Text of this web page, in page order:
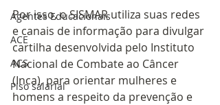
Agentes Educacionais
ACE
ACS
Piso salarial
Por isso, o SISMAR utiliza suas redes
e canais de informação para divulgar
cartilha desenvolvida pelo Instituto
Nacional de Combate ao Câncer
(Inca), para orientar mulheres e
homens a respeito da prevenção e